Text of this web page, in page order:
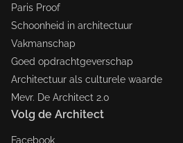
Paris Proof
Schoonheid in architectuur
Vakmanschap
Goed opdrachtgeverschap
Architectuur als culturele waarde
Mevr. De Architect 2.0
Volg de Architect
Facebook